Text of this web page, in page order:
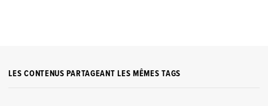
LES CONTENUS PARTAGEANT LES MÊMES TAGS